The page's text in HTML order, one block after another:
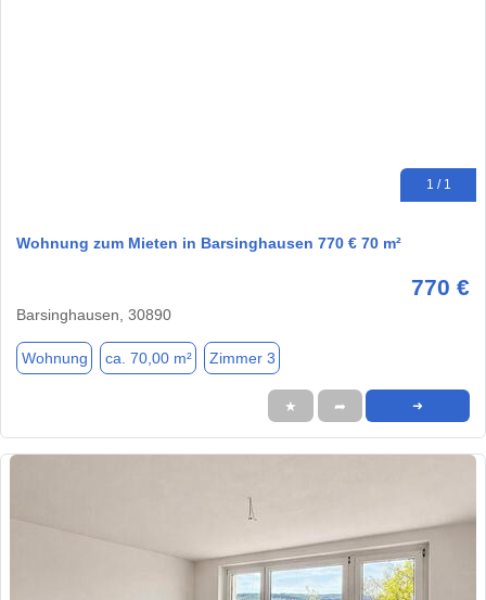
1 / 1
Wohnung zum Mieten in Barsinghausen 770 € 70 m²
770 €
Barsinghausen, 30890
Wohnung ca. 70,00 m² Zimmer 3
★ ➦ ➜